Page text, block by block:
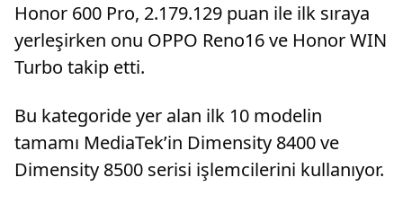
Honor 600 Pro, 2.179.129 puan ile ilk sıraya
yerleşirken onu OPPO Reno16 ve Honor WIN
Turbo takip etti.
Bu kategoride yer alan ilk 10 modelin
tamamı MediaTek’in Dimensity 8400 ve
Dimensity 8500 serisi işlemcilerini kullanıyor.